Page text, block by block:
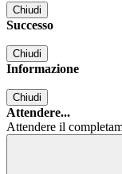
Chiudi
Successo
Chiudi
Informazione
Chiudi
Attendere...
Attendere il